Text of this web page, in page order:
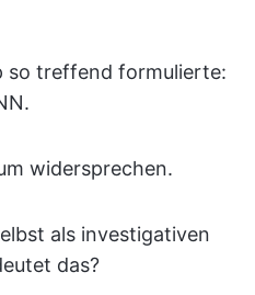
so treffend formulierte:
widersprechen.
als investigativen
das?